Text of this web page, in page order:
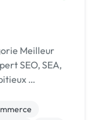
Meilleur
SEO, SEA,
…